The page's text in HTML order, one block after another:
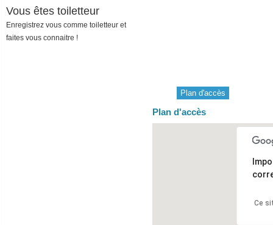
Plan d'accès
Plan d'accès
Ce
Vous êtes toiletteur
Enregistrez vous comme toiletteur et
faites vous connaitre !